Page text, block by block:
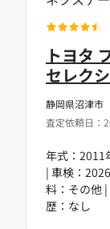
静岡県沼津市
査定依頼日：
トヨタ
セレク
年式：2011
| 車検：
料：その他
歴：なし